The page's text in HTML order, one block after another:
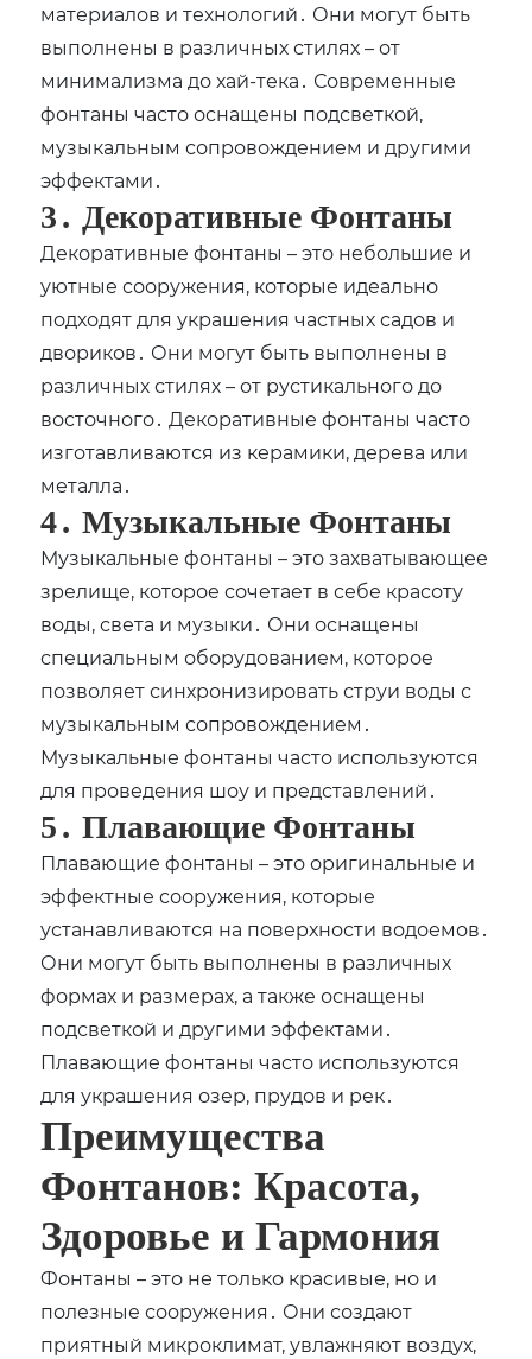
материалов и технологий․ Они могут быть
выполнены в различных стилях – от
минимализма до хай-тека․ Современные
фонтаны часто оснащены подсветкой,
музыкальным сопровождением и другими
эффектами․
3․ Декоративные Фонтаны
Декоративные фонтаны – это небольшие и
уютные сооружения, которые идеально
подходят для украшения частных садов и
двориков․ Они могут быть выполнены в
различных стилях – от рустикального до
восточного․ Декоративные фонтаны часто
изготавливаются из керамики, дерева или
металла․
4․ Музыкальные Фонтаны
Музыкальные фонтаны – это захватывающее
зрелище, которое сочетает в себе красоту
воды, света и музыки․ Они оснащены
специальным оборудованием, которое
позволяет синхронизировать струи воды с
музыкальным сопровождением․
Музыкальные фонтаны часто используются
для проведения шоу и представлений․
5․ Плавающие Фонтаны
Плавающие фонтаны – это оригинальные и
эффектные сооружения, которые
устанавливаются на поверхности водоемов․
Они могут быть выполнены в различных
формах и размерах, а также оснащены
подсветкой и другими эффектами․
Плавающие фонтаны часто используются
для украшения озер, прудов и рек․
Преимущества
Фонтанов: Красота,
Здоровье и Гармония
Фонтаны – это не только красивые, но и
полезные сооружения․ Они создают
приятный микроклимат, увлажняют воздух,